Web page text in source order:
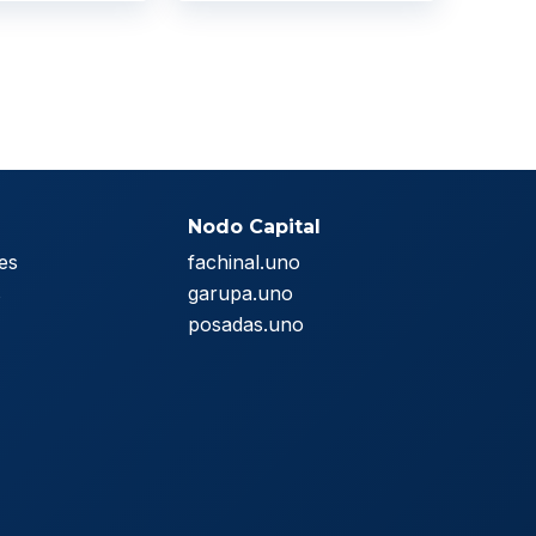
Nodo Capital
fachinal.uno
garupa.uno
posadas.uno